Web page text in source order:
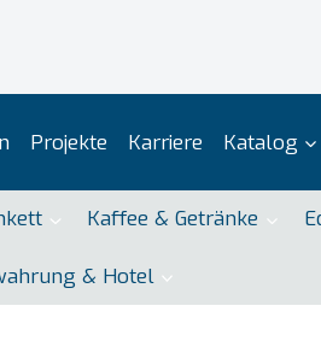
Projekte Karriere Katalog
Kaffee & Getränke
& Hotel